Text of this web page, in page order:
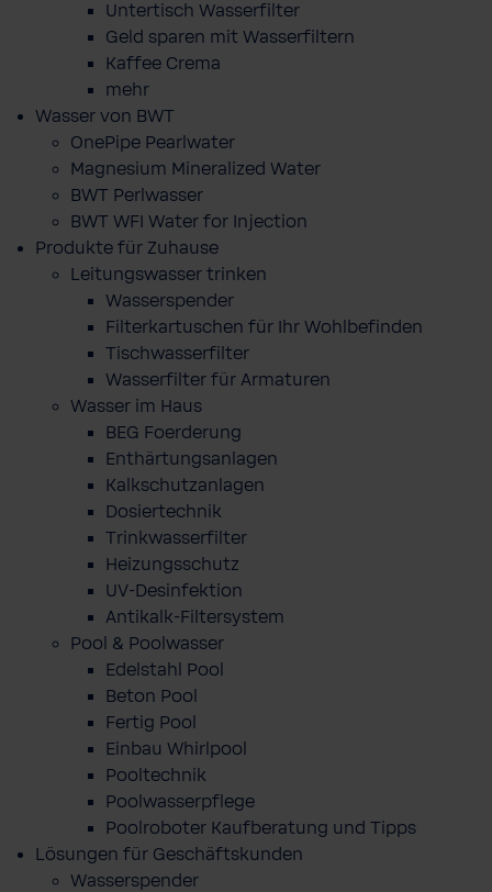
Untertisch Wasserfilter
Geld sparen mit Wasserfiltern
Kaffee Crema
mehr
Wasser von BWT
OnePipe Pearlwater
Magnesium Mineralized Water
BWT Perlwasser
BWT WFI Water for Injection
Produkte für Zuhause
Leitungswasser trinken
Wasserspender
Filterkartuschen für Ihr Wohlbefinden
Tischwasserfilter
Wasserfilter für Armaturen
Wasser im Haus
BEG Foerderung
Enthärtungsanlagen
Kalkschutzanlagen
Dosiertechnik
Trinkwasserfilter
Heizungsschutz
UV-Desinfektion
Antikalk-Filtersystem
Pool & Poolwasser
Edelstahl Pool
Beton Pool
Fertig Pool
Einbau Whirlpool
Pooltechnik
Poolwasserpflege
Poolroboter Kaufberatung und Tipps
Lösungen für Geschäftskunden
Wasserspender